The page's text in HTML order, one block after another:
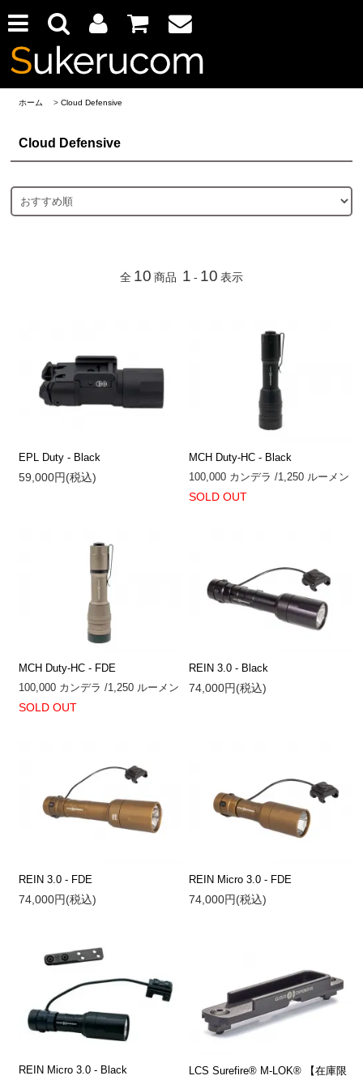
ホーム >Cloud Defensive
Cloud Defensive
全 10 商品 1 - 10 表示
EPL Duty - Black
59,000円(税込)
MCH Duty-HC - Black
100,000 カンデラ /1,250 ルーメン
SOLD OUT
MCH Duty-HC - FDE
100,000 カンデラ /1,250 ルーメン
SOLD OUT
REIN 3.0 - Black
74,000円(税込)
REIN 3.0 - FDE
74,000円(税込)
REIN Micro 3.0 - FDE
74,000円(税込)
REIN Micro 3.0 - Black
LCS Surefire® M-LOK® 【在庫限